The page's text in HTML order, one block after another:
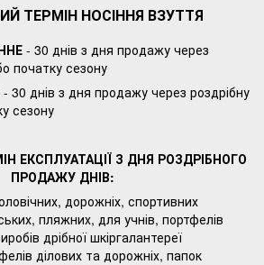
ТЕРМІН НОСІННЯ ВЗУТТЯ
- 30 днів з дня продажу через
початку сезону
- 30 днів з дня продажу через роздрібну
сезону
ЕКСПЛУАТАЦІЇ З ДНЯ РОЗДРІБНОГО
ПРОДАЖУ ДНІВ:
дорожніх, спортивних
пляжних, для учнів, портфелів
дрібної шкіргалантереї
ділових та дорожніх, папок